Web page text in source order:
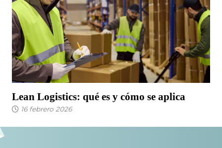
Lean Logistics: qué es y cómo se aplica
16 febrero 2026